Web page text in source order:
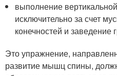
выполнение
исключительно за счет
конечностей и заведение
Это упражнение,
развитие мышц спины,